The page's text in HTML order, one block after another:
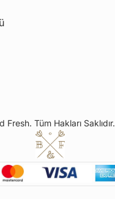
Tüm Hakları Saklıdır.